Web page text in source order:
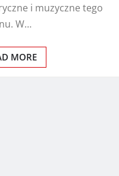
i muzyczne tego
W…
MORE